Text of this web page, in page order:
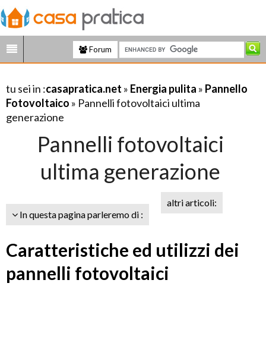
Forum
tu sei in :casapratica.net » Energia pulita » Pannello
Fotovoltaico » Pannelli fotovoltaici ultima
generazione
Pannelli fotovoltaici
ultima generazione
In questa pagina parleremo di :
altri articoli:
Caratteristiche ed utilizzi dei
pannelli fotovoltaici